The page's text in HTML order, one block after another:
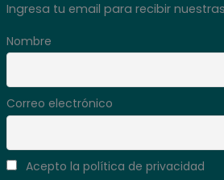
Ingresa tu email para recibir
Nombre
Correo electrónico
Acepto la política de privacidad